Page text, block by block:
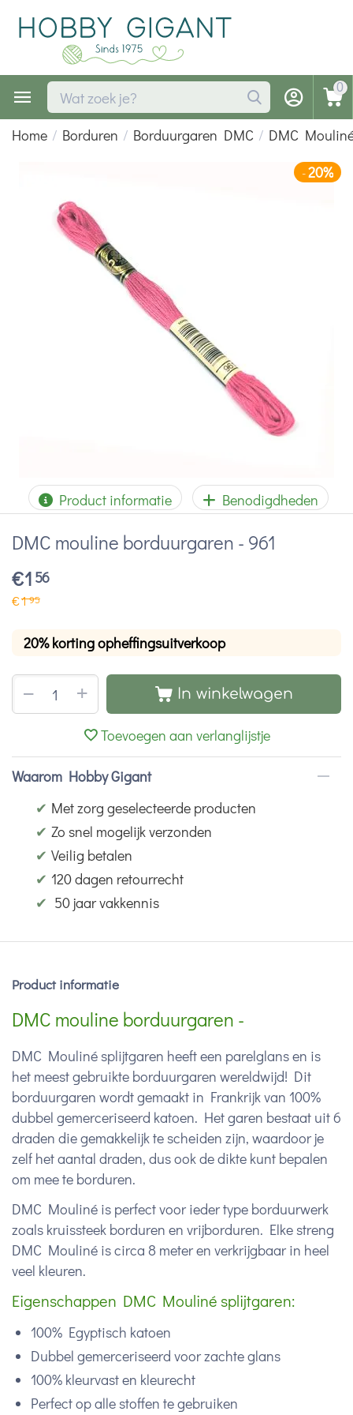
0
Home / Borduren / Borduurgaren DMC / DMC
-20%
Product informatie Benodigdheden
DMC mouline borduurgaren - 961
€1 56
€195
20% korting opheffingsuitverkoop
+
− In winkelwagen
Toevoegen aan verlanglijstje
Waarom Hobby Gigant
✔ Met zorg geselecteerde producten
✔ Zo snel mogelijk verzonden
✔ Veilig betalen
✔ 120 dagen retourrecht
✔ 50 jaar vakkennis
Product informatie
DMC mouline borduurgaren -
DMC Mouliné splijtgaren heeft een parelglans en is
het meest gebruikte borduurgaren wereldwijd! Dit
borduurgaren wordt gemaakt in Frankrijk van 100%
dubbel gemerceriseerd katoen. Het garen bestaat uit 6
draden die gemakkelijk te scheiden zijn, waardoor je
zelf het aantal draden, dus ook de dikte kunt bepalen
om mee te borduren.
DMC Mouliné is perfect voor ieder type borduurwerk
zoals kruissteek borduren en vrijborduren. Elke streng
DMC Mouliné is circa 8 meter en verkrijgbaar in heel
veel kleuren.
Eigenschappen DMC Mouliné splijtgaren:
100% Egyptisch katoen
Dubbel gemerceriseerd voor zachte glans
100% kleurvast en kleurecht
Perfect op alle stoffen te gebruiken